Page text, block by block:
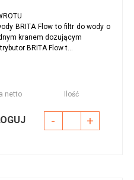
BRITA Flow to filtr do wody o
kranem dozującym
BRITA Flow t...
netto Ilość
- +